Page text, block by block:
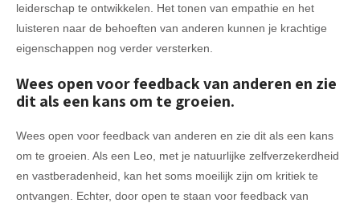
leiderschap te ontwikkelen. Het tonen van empathie en het
luisteren naar de behoeften van anderen kunnen je krachtige
eigenschappen nog verder versterken.
Wees open voor feedback van anderen en zie
dit als een kans om te groeien.
Wees open voor feedback van anderen en zie dit als een kans
om te groeien. Als een Leo, met je natuurlijke zelfverzekerdheid
en vastberadenheid, kan het soms moeilijk zijn om kritiek te
ontvangen. Echter, door open te staan voor feedback van